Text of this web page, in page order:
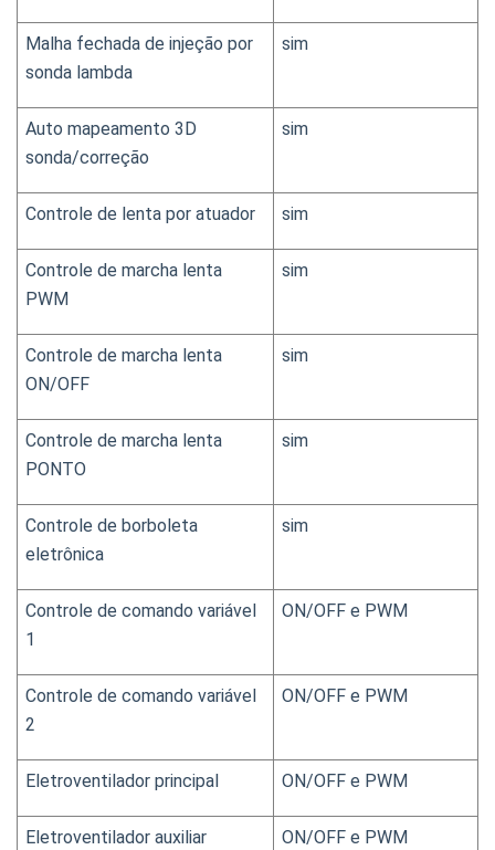
Malha fechada de injeção por
sonda lambda
sim
Auto mapeamento 3D
sonda/correção
sim
Controle de lenta por atuador sim
Controle de marcha lenta
PWM
sim
Controle de marcha lenta
ON/OFF
sim
Controle de marcha lenta
PONTO
sim
Controle de borboleta
eletrônica
sim
Controle de comando variável
1
ON/OFF e PWM
Controle de comando variável
2
ON/OFF e PWM
Eletroventilador principal ON/OFF e PWM
Eletroventilador auxiliar ON/OFF e PWM